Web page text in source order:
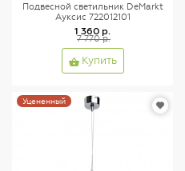
Подвесной светильник DeMarkt
Ауксис 722012101
1 360 р.
7 770 р.
Купить
Уцененный